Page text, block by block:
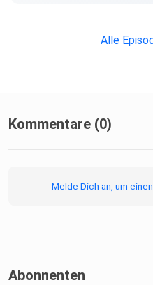
Alle
Kommentare (0)
Melde Dich an, um
Abonnenten